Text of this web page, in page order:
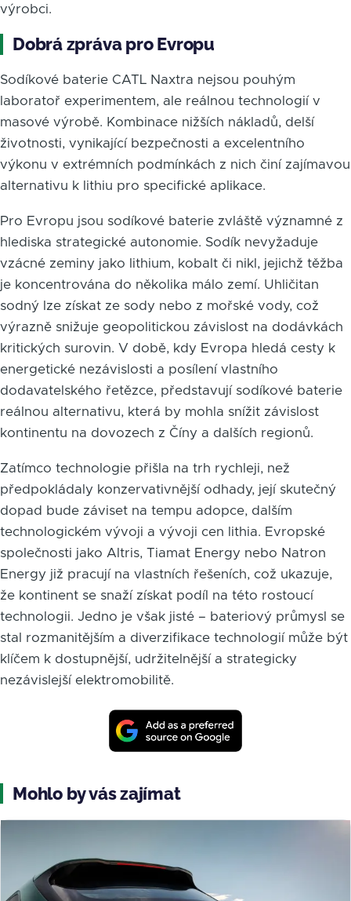
výrobci.
Dobrá zpráva pro Evropu
Sodíkové baterie CATL Naxtra nejsou pouhým
laboratoř experimentem, ale reálnou technologií v
masové výrobě. Kombinace nižších nákladů, delší
životnosti, vynikající bezpečnosti a excelentního
výkonu v extrémních podmínkách z nich činí zajímavou
alternativu k lithiu pro specifické aplikace.
Pro Evropu jsou sodíkové baterie zvláště významné z
hlediska strategické autonomie. Sodík nevyžaduje
vzácné zeminy jako lithium, kobalt či nikl, jejichž těžba
je koncentrována do několika málo zemí. Uhličitan
sodný lze získat ze sody nebo z mořské vody, což
výrazně snižuje geopolitickou závislost na dodávkách
kritických surovin. V době, kdy Evropa hledá cesty k
energetické nezávislosti a posílení vlastního
dodavatelského řetězce, představují sodíkové baterie
reálnou alternativu, která by mohla snížit závislost
kontinentu na dovozech z Číny a dalších regionů.
Zatímco technologie přišla na trh rychleji, než
předpokládaly konzervativnější odhady, její skutečný
dopad bude záviset na tempu adopce, dalším
technologickém vývoji a vývoji cen lithia. Evropské
společnosti jako Altris, Tiamat Energy nebo Natron
Energy již pracují na vlastních řešeních, což ukazuje,
že kontinent se snaží získat podíl na této rostoucí
technologii. Jedno je však jisté – bateriový průmysl se
stal rozmanitějším a diverzifikace technologií může být
klíčem k dostupnější, udržitelnější a strategicky
nezávislejší elektromobilitě.
Mohlo by vás zajímat